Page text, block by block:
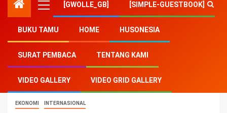
[GWOLLE_GB] [SIMPLE-GUESTBOOK]
BUKU TAMU HOME HUSONESIA
SURAT PEMBACA TENTANG KAMI
VIDEO GALLERY VIDEO GRID GALLERY
Home-Ekonomi-Harga Minyak Dunia Turun 2%,
Imbas Pengetatan Covid-19 di Tiongkok
EKONOMI INTERNASIONAL